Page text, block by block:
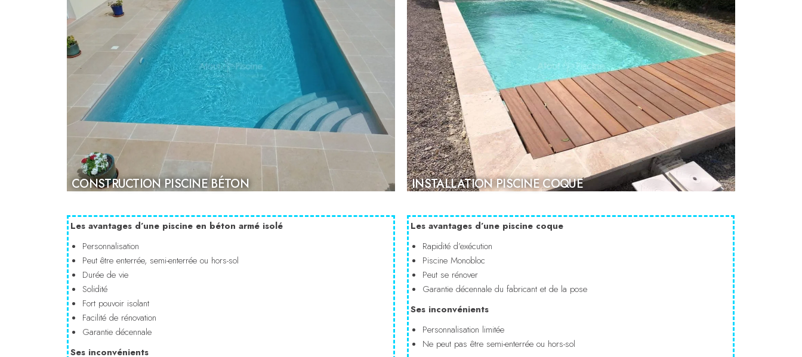
CONSTRUCTION PISCINE BÉTON INSTALLATION PISCINE COQUE
Les avantages d’une piscine en béton armé isolé
Personnalisation
Peut être enterrée, semi-enterrée ou hors-sol
Durée de vie
Solidité
Fort pouvoir isolant
Facilité de rénovation
Garantie décennale
Ses inconvénients
Les avantages d’une piscine coque
Rapidité d’exécution
Piscine Monobloc
Peut se rénover
Garantie décennale du fabricant et de la pose
Ses inconvénients
Personnalisation limitée
Ne peut pas être semi-enterrée ou hors-sol